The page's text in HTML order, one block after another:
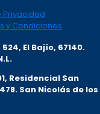
Privacidad
y Condiciones
El Bajío, 67140.
Residencial San
San Nicolás de los